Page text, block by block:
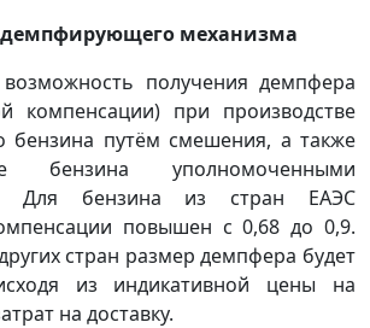
механизма
получения демпфера
компенсации) при производстве
бензина путём смешения, а также
бензина уполномоченными
Для бензина из стран ЕАЭС
повышен с 0,68 до 0,9.
стран размер демпфера будет
из индикативной цены на
на доставку.